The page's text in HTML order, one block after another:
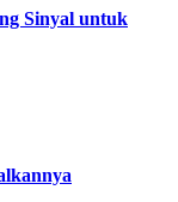
Sinyal untuk